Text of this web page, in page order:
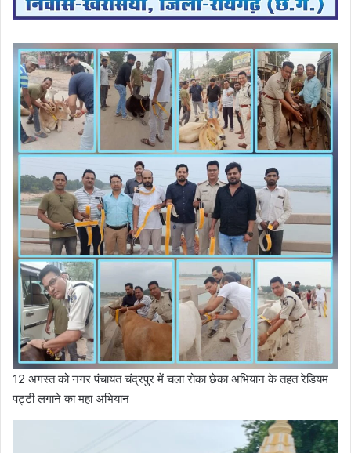
12 अगस्त को नगर पंचायत चंद्रपुर में चला रोका छेका अभियान के तहत रेडियम
पट्टी लगाने का महा अभियान